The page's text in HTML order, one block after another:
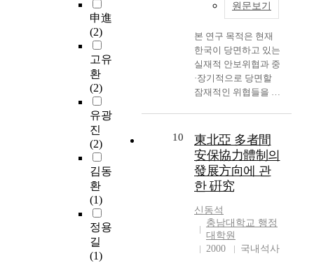
申進
(2)
고유
환
(2)
유광
진
(2)
김동
환
(1)
정용
길
(1)
供給이라고 하면 痲藥
전직하는 등의 사회적
대책마련돼야 할 것이
나, 단순한 利潤의 擴
大를 위한 마약공급
또는 제조일 경우에는
실현해야 하는 것이
다. 따라서 供給者가
소규모 密去來 組織犯
罪집단에 의한 경우라
면 국가의 公權力으로
刑事的 제제가 가능할
것이지만 國家次元에
서 痲藥密去來, 공급
을 할 경우에는 이에
announced to "Al-
underway and U.S.
President George W.
Bush announced in
the beginning of year
that the year 2002 will
relentless bloodshed
between the Israel and
Palestine Liberation
Organization, another
region-wide conflict is
looming over the
Middle East. These
trends are swept over
the lots of countries. It
원문보기
본 연구 목적은 현재
한국이 당면하고 있는
실재적 안보위협과 중
·장기적으로 당면할
잠재적인 위협들을 분
한국이 선택해야 할
국방정책의 방향과 군
사력의 소요를 검토하
며, 궁극적인 연구의
목적은 이러한 실재
적, 잠재적 안보위협
에 대비하기 위해서는
어느 정도의 국방비소
요가 적정수준인가를
10
東北亞 多者間
安保協力體制의
發展方向에 관
한 硏究
신동석
충남대학교 행정
대학원
2000
국내석사